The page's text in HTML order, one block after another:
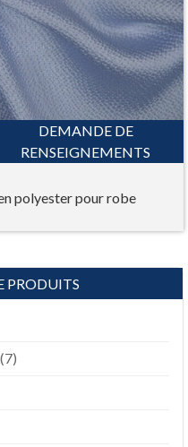
DEMANDE DE
RENSEIGNEMENTS
polyester pour robe
PRODUITS
(7)